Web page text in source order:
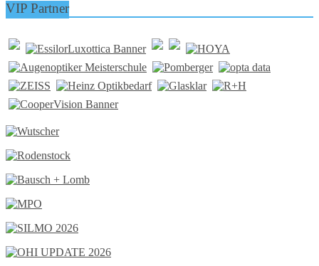
VIP Partner